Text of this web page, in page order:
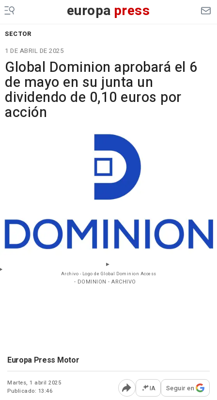
europa press
SECTOR
1 DE ABRIL DE 2025
Global Dominion aprobará el 6
de mayo en su junta un
dividendo de 0,10 euros por
acción
Archivo - Logo de Global Dominion Access
- DOMINION - ARCHIVO
Europa Press Motor
Martes, 1 abril 2025
Publicado: 13:46
Abrir opciones para
IA Seguir en